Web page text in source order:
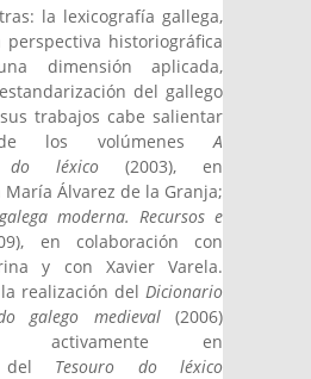
la lexicografía gallega,
historiográfica
dimensión aplicada,
del gallego
trabajos cabe salientar
los volúmenesA
do léxico (2003), en
Álvarez de la Granja;
moderna. Recursos e
en colaboración con
y con Xavier Varela.
realización del Dicionario
galego medieval(2006)
activamente en
del Tesouro do léxico